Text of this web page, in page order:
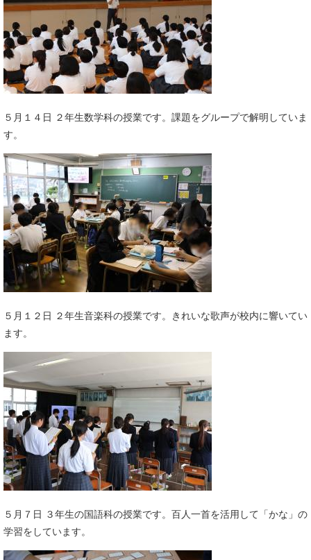
５月１４日 ２年生数学科の授業です。課題をグループで解明していま
す。
​５月１２日 ２年生音楽科の授業です。きれいな歌声が校内に響いてい
ます。
​５月７日 ３年生の国語科の授業です。百人一首を活用して「かな」の
学習をしています。​